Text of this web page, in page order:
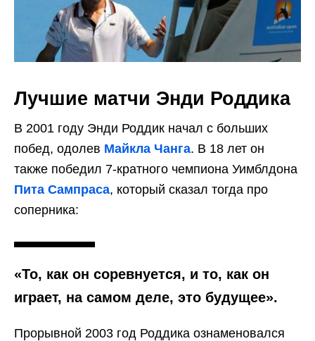
Лучшие матчи Энди Роддика
В 2001 году Энди Роддик начал с больших
побед, одолев Майкла Чанга. В 18 лет он
также победил 7-кратного чемпиона Уимблдона
Пита Сампраса, который сказал тогда про
соперника:
«То, как он соревнуется, и то, как он
играет, на самом деле, это будущее».
Прорывной 2003 год Роддика ознаменовался